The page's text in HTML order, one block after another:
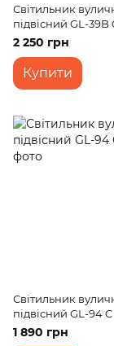
Світильник
підвісний GL-39B
2 250 грн
Купити
Світильник
підвісний GL-94 C
1 890 грн